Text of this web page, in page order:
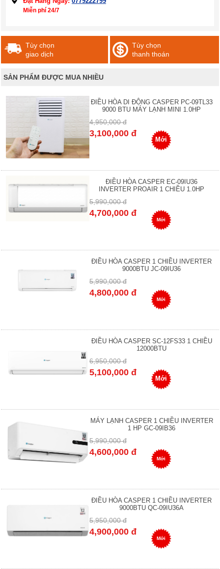
Miễn phí 24/7
Tùy chọn
giao dịch
Tùy chọn
thanh thoán
SẢN PHẨM ĐƯỢC MUA NHIỀU
ĐIỀU HÒA DI ĐỘNG CASPER PC-09TL33
9000 BTU MÁY LẠNH MINI 1.0HP
4,950,000 đ
3,100,000 đ
Mới
ĐIỀU HÒA CASPER EC-09IU36
INVERTER PROAIR 1 CHIỀU 1.0HP
5,990,000 đ
4,700,000 đ
Mới
ĐIỀU HÒA CASPER 1 CHIỀU INVERTER
9000BTU JC-09IU36
5,990,000 đ
4,800,000 đ
Mới
ĐIỀU HÒA CASPER SC-12FS33 1 CHIỀU
12000BTU
6,950,000 đ
5,100,000 đ
Mới
MÁY LẠNH CASPER 1 CHIỀU INVERTER
1 HP GC-09IB36
5,990,000 đ
4,600,000 đ
Mới
ĐIỀU HÒA CASPER 1 CHIỀU INVERTER
9000BTU QC-09IU36A
5,950,000 đ
4,900,000 đ
Mới